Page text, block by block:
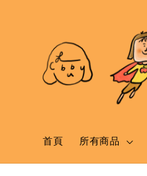
首頁 所有商品